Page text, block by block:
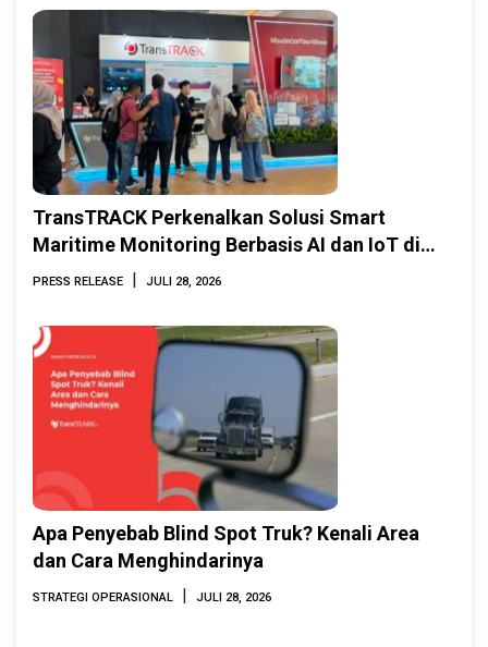
TransTRACK Perkenalkan Solusi Smart
Maritime Monitoring Berbasis AI dan IoT di
INAMARINE 2026
PRESS RELEASE | JULI 28, 2026
Apa Penyebab Blind Spot Truk? Kenali Area
dan Cara Menghindarinya
STRATEGI OPERASIONAL | JULI 28, 2026